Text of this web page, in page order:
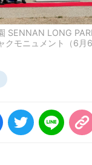
SENNAN LONG
クモニュメント（6月